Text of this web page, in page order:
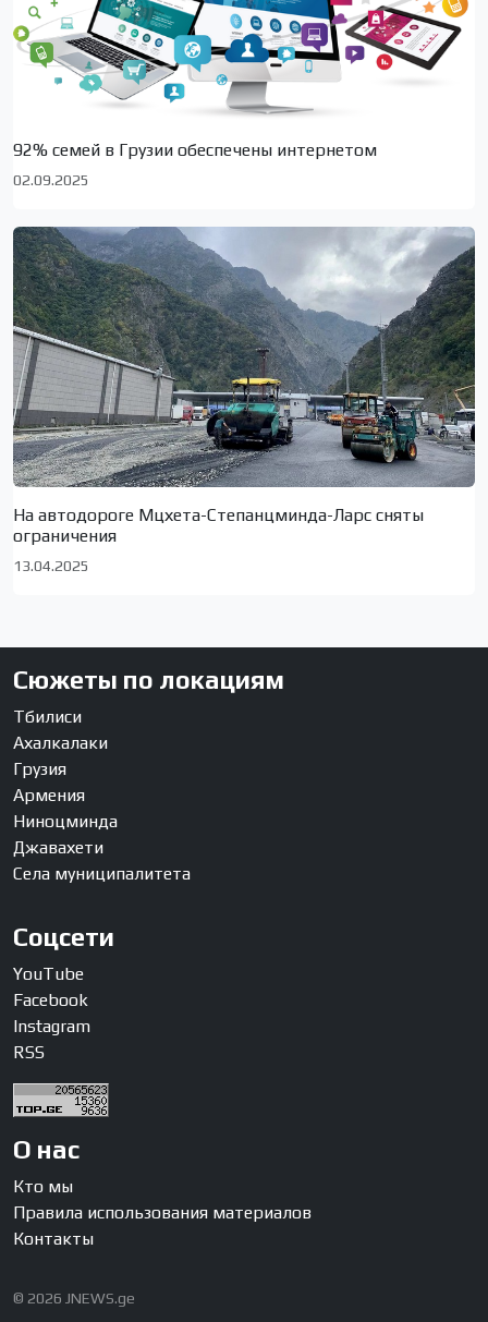
92% семей в Грузии обеспечены интернетом
02.09.2025
На автодороге Мцхета-Степанцминда-Ларс сняты
ограничения
13.04.2025
Сюжеты по локациям
Тбилиси
Ахалкалаки
Грузия
Армения
Ниноцминда
Джавахети
Села муниципалитета
Соцсети
YouTube
Facebook
Instagram
RSS
О нас
Кто мы
Правила использования материалов
Контакты
© 2026 JNEWS.ge